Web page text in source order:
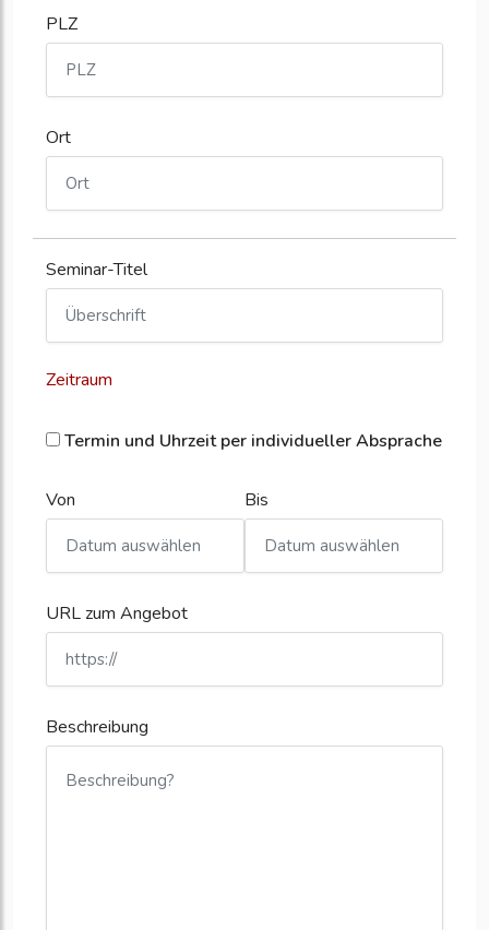
PLZ
Ort
Seminar-Titel
Zeitraum
Termin und Uhrzeit per individueller Absprache
Von Bis
URL zum Angebot
Beschreibung